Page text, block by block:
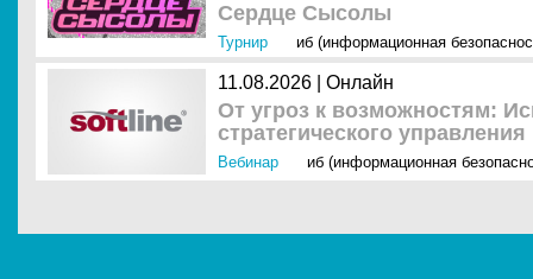
Сердце Сысолы
Турнир иб (информационная
11.08.2026 | Онлайн
От угроз к возможностям:
стратегического
Вебинар иб (информационная